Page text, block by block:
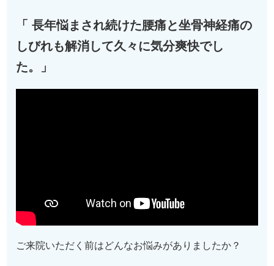
「 長年悩まされ続けた腰痛と坐骨神経痛の
しびれも解消して久々に気分爽快でし
た。」
ご来院いただく前はどんなお悩みがありましたか？